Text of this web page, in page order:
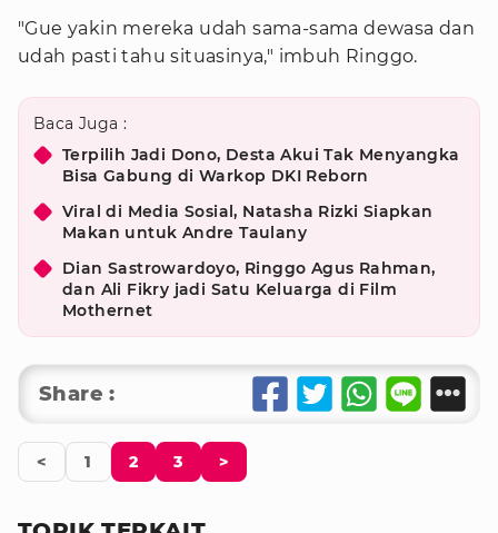
"Gue yakin mereka udah sama-sama dewasa dan
udah pasti tahu situasinya," imbuh Ringgo.
Baca Juga :
Terpilih Jadi Dono, Desta Akui Tak Menyangka
Bisa Gabung di Warkop DKI Reborn
Viral di Media Sosial, Natasha Rizki Siapkan
Makan untuk Andre Taulany
Dian Sastrowardoyo, Ringgo Agus Rahman,
dan Ali Fikry jadi Satu Keluarga di Film
Mothernet
Share :
< 1 2 3 >